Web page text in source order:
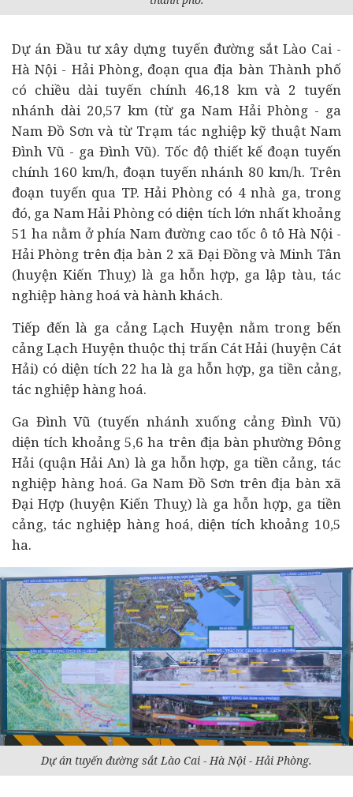
Dự án Đầu tư xây dựng tuyến đường sắt Lào Cai -
Hà Nội - Hải Phòng, đoạn qua địa bàn Thành phố
có chiều dài tuyến chính 46,18 km và 2 tuyến
nhánh dài 20,57 km (từ ga Nam Hải Phòng - ga
Nam Đồ Sơn và từ Trạm tác nghiệp kỹ thuật Nam
Đình Vũ - ga Đình Vũ). Tốc độ thiết kế đoạn tuyến
chính 160 km/h, đoạn tuyến nhánh 80 km/h. Trên
đoạn tuyến qua TP. Hải Phòng có 4 nhà ga, trong
đó, ga Nam Hải Phòng có diện tích lớn nhất khoảng
51 ha nằm ở phía Nam đường cao tốc ô tô Hà Nội -
Hải Phòng trên địa bàn 2 xã Đại Đồng và Minh Tân
(huyện Kiến Thuỵ) là ga hỗn hợp, ga lập tàu, tác
nghiệp hàng hoá và hành khách.
Tiếp đến là ga cảng Lạch Huyện nằm trong bến
cảng Lạch Huyện thuộc thị trấn Cát Hải (huyện Cát
Hải) có diện tích 22 ha là ga hỗn hợp, ga tiền cảng,
tác nghiệp hàng hoá.
Ga Đình Vũ (tuyến nhánh xuống cảng Đình Vũ)
diện tích khoảng 5,6 ha trên địa bàn phường Đông
Hải (quận Hải An) là ga hỗn hợp, ga tiền cảng, tác
nghiệp hàng hoá. Ga Nam Đồ Sơn trên địa bàn xã
Đại Hợp (huyện Kiến Thuỵ) là ga hỗn hợp, ga tiền
cảng, tác nghiệp hàng hoá, diện tích khoảng 10,5
ha.
Dự án tuyến đường sắt Lào Cai - Hà Nội - Hải Phòng.